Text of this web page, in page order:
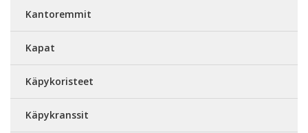
Kantoremmit
Kapat
Käpykoristeet
Käpykranssit